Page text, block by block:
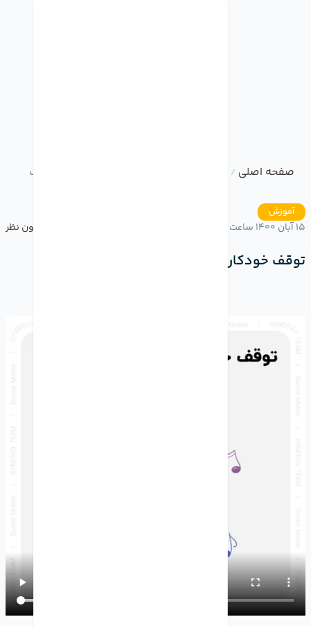
صفحه اصلی / توقف خودکار موزیک هنگام خواب
آموزش
15 آبان 1400 ساعت 16:03 بدون نظر
توقف خودکار موزیک هنگام خواب